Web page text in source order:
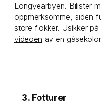
Longyearbyen. Bilister
oppmerksomme, siden
store flokker. Usikker
videoen av en
3. Fotturer